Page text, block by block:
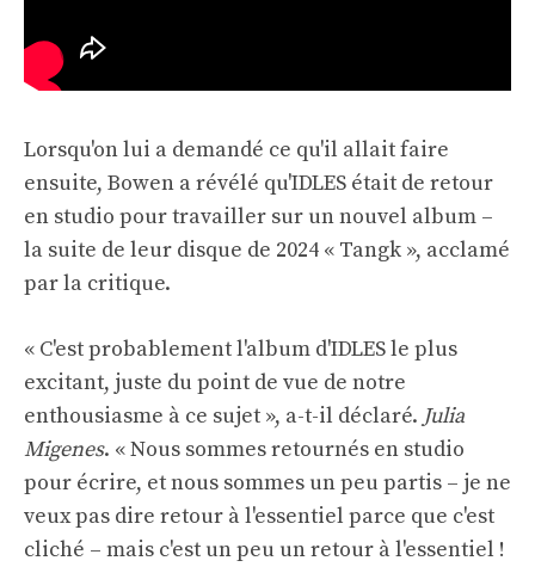
Lorsqu'on lui a demandé ce qu'il allait faire
ensuite, Bowen a révélé qu'IDLES était de retour
en studio pour travailler sur un nouvel album –
la suite de leur disque de 2024 « Tangk », acclamé
par la critique.
« C'est probablement l'album d'IDLES le plus
excitant, juste du point de vue de notre
enthousiasme à ce sujet », a-t-il déclaré. Julia
Migenes. « Nous sommes retournés en studio
pour écrire, et nous sommes un peu partis – je ne
veux pas dire retour à l'essentiel parce que c'est
cliché – mais c'est un peu un retour à l'essentiel !